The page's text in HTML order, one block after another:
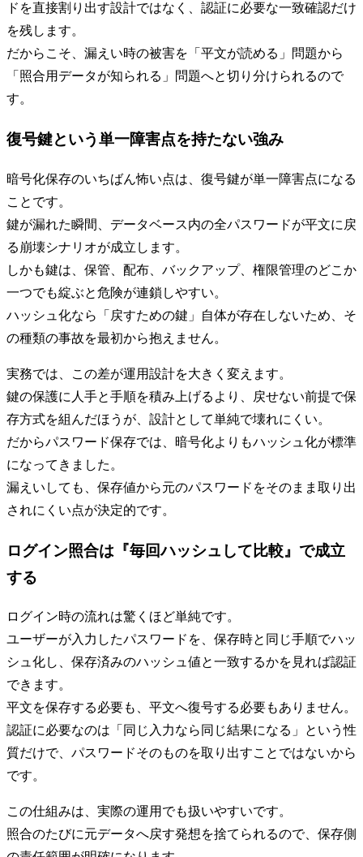
ドを直接割り出す設計ではなく、認証に必要な一致確認だけ
を残します。
だからこそ、漏えい時の被害を「平文が読める」問題から
「照合用データが知られる」問題へと切り分けられるので
す。
復号鍵という単一障害点を持たない強み
暗号化保存のいちばん怖い点は、復号鍵が単一障害点になる
ことです。
鍵が漏れた瞬間、データベース内の全パスワードが平文に戻
る崩壊シナリオが成立します。
しかも鍵は、保管、配布、バックアップ、権限管理のどこか
一つでも綻ぶと危険が連鎖しやすい。
ハッシュ化なら「戻すための鍵」自体が存在しないため、そ
の種類の事故を最初から抱えません。
実務では、この差が運用設計を大きく変えます。
鍵の保護に人手と手順を積み上げるより、戻せない前提で保
存方式を組んだほうが、設計として単純で壊れにくい。
だからパスワード保存では、暗号化よりもハッシュ化が標準
になってきました。
漏えいしても、保存値から元のパスワードをそのまま取り出
されにくい点が決定的です。
ログイン照合は『毎回ハッシュして比較』で成立
する
ログイン時の流れは驚くほど単純です。
ユーザーが入力したパスワードを、保存時と同じ手順でハッ
シュ化し、保存済みのハッシュ値と一致するかを見れば認証
できます。
平文を保存する必要も、平文へ復号する必要もありません。
認証に必要なのは「同じ入力なら同じ結果になる」という性
質だけで、パスワードそのものを取り出すことではないから
です。
この仕組みは、実際の運用でも扱いやすいです。
照合のたびに元データへ戻す発想を捨てられるので、保存側